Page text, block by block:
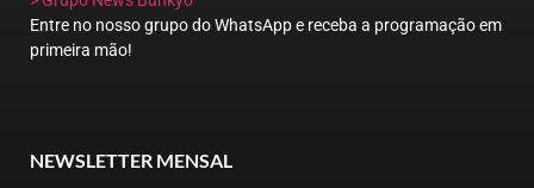
Entre no nosso grupo do WhatsApp e receba a programação em
primeira mão!
NEWSLETTER MENSAL